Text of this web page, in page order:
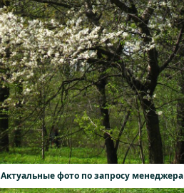
Актуальные фото по запросу менеджера